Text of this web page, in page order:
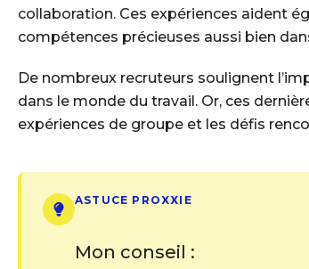
collaboration. Ces expériences aident
compétences précieuses aussi bien
De nombreux recruteurs soulignent
dans le monde du travail. Or, ces
expériences de groupe et les défis
ASTUCE PROXXIE
Mon conseil :